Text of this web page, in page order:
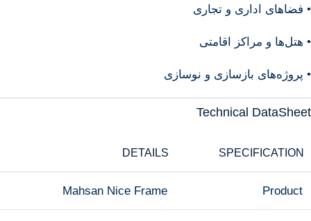
• فضاهای اداری و تجاری
• هتل‌ها و مراکز اقامتی
• پروژه‌های بازسازی و نوسازی
Technical DataSheet
SPECIFICATION
DETAILS
Product
Mahsan Nice Frame